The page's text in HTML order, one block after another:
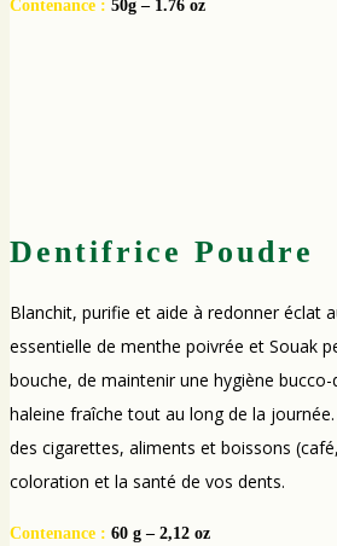
Contenance : 50g – 1.76 oz
Dentifrice Poudre
Blanchit, purifie et aide à redonner éclat
essentielle de menthe poivrée et Souak
bouche, de maintenir une hygiène
haleine fraîche tout au long de la
des cigarettes, aliments et boissons
coloration et la santé de vos dents.
Contenance : 60 g – 2,12 oz